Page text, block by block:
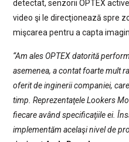
detectat, senzorii OPTEX
video şi le direcţionează spre
mişcarea pentru a capta
“Am ales OPTEX datorită
asemenea, a contat foarte mult
oferit de inginerii companiei,
timp. Reprezentaţele Lookers
fiecare având specificaţiile ei.
implementăm acelaşi nivel de